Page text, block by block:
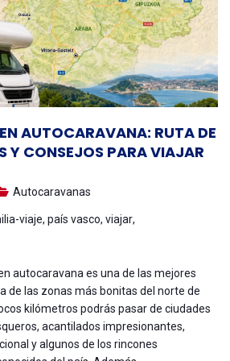
AUTOCARAVANA: RUTA DE
Y CONSEJOS PARA VIAJAR
Autocaravanas
viaje, país vasco, viajar,
autocaravana es una de las mejores
de las zonas más bonitas del norte de
kilómetros podrás pasar de ciudades
acantilados impresionantes,
y algunos de los rincones